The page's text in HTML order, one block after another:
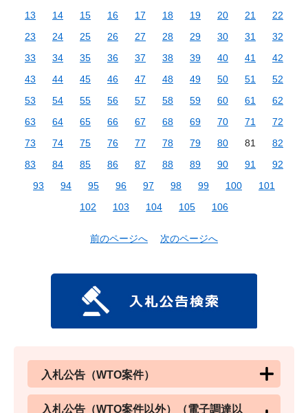
13
14 15 16 17 18 19 20 21
22
23
24 25 26 27 28 29 30 31
32
33
34 35 36 37 38 39 40 41
42
43
44 45 46 47 48 49 50 51
52
53
54 55 56 57 58 59 60 61
62
63
64 65 66 67 68 69 70 71
72
73
74 75 76 77 78 79 80 81
82
83
84 85 86 87 88 89 90 91
92
93
94 95 96 97 98 99 100
101
102
103 104 105 106
前のページへ 次のページへ
入札公告（WTO案件）
入札公告（WTO案件以外）（電子調達以